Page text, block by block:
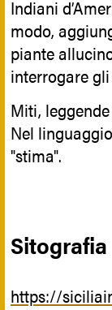
Indiani
modo,
piante
interrogare
Miti,
Nel
"stima".
Sitografia
https://